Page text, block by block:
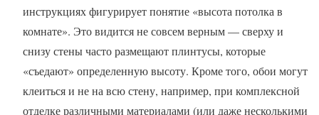
инструкциях фигурирует понятие «высота потолка в
комнате». Это видится не совсем верным — сверху и
снизу стены часто размещают плинтусы, которые
«съедают» определенную высоту. Кроме того, обои могут
клеиться и не на всю стену, например, при комплексной
отделке различными материалами (или даже несколькими